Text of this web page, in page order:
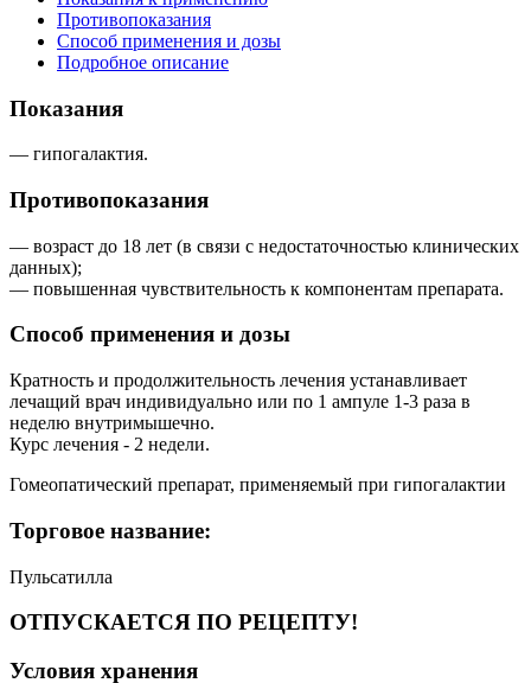
Противопоказания
Способ применения и дозы
Подробное описание
Показания
— гипогалактия.
Противопоказания
— возраст до 18 лет (в связи с недостаточностью клинических
данных);
— повышенная чувствительность к компонентам препарата.
Способ применения и дозы
Кратность и продолжительность лечения устанавливает
лечащий врач индивидуально или по 1 ампуле 1-3 раза в
неделю внутримышечно.
Курс лечения - 2 недели.
Гомеопатический препарат, применяемый при гипогалактии
Торговое название:
Пульсатилла
ОТПУСКАЕТСЯ ПО РЕЦЕПТУ!
Условия хранения